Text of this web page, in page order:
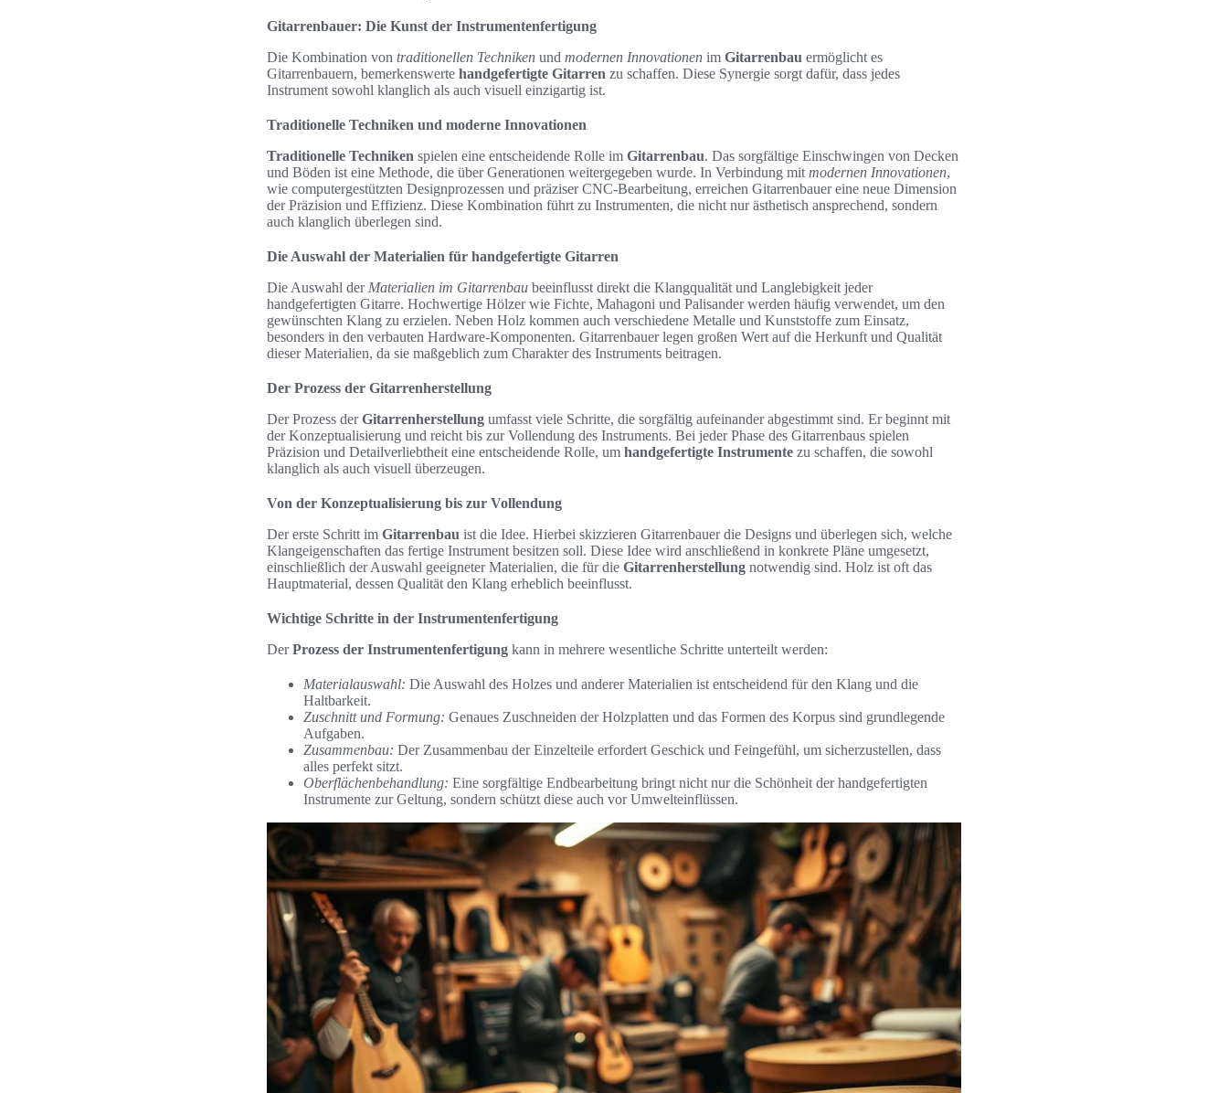
Gitarrenbauer: Die Kunst der Instrumentenfertigung
Die Kombination von traditionellen Techniken und modernen Innovationen im Gitarrenbau ermöglicht es
Gitarrenbauern, bemerkenswerte handgefertigte Gitarren zu schaffen. Diese Synergie sorgt dafür, dass jedes
Instrument sowohl klanglich als auch visuell einzigartig ist.
Traditionelle Techniken und moderne Innovationen
Traditionelle Techniken spielen eine entscheidende Rolle im Gitarrenbau. Das sorgfältige Einschwingen von Decken
und Böden ist eine Methode, die über Generationen weitergegeben wurde. In Verbindung mit modernen Innovationen,
wie computergestützten Designprozessen und präziser CNC-Bearbeitung, erreichen Gitarrenbauer eine neue Dimension
der Präzision und Effizienz. Diese Kombination führt zu Instrumenten, die nicht nur ästhetisch ansprechend, sondern
auch klanglich überlegen sind.
Die Auswahl der Materialien für handgefertigte Gitarren
Die Auswahl der Materialien im Gitarrenbau beeinflusst direkt die Klangqualität und Langlebigkeit jeder
handgefertigten Gitarre. Hochwertige Hölzer wie Fichte, Mahagoni und Palisander werden häufig verwendet, um den
gewünschten Klang zu erzielen. Neben Holz kommen auch verschiedene Metalle und Kunststoffe zum Einsatz,
besonders in den verbauten Hardware-Komponenten. Gitarrenbauer legen großen Wert auf die Herkunft und Qualität
dieser Materialien, da sie maßgeblich zum Charakter des Instruments beitragen.
Der Prozess der Gitarrenherstellung
Der Prozess derGitarrenherstellung umfasst viele Schritte, die sorgfältig aufeinander abgestimmt sind. Er beginnt mit
der Konzeptualisierung und reicht bis zur Vollendung des Instruments. Bei jeder Phase des Gitarrenbaus spielen
Präzision und Detailverliebtheit eine entscheidende Rolle, um handgefertigte Instrumente zu schaffen, die sowohl
klanglich als auch visuell überzeugen.
Von der Konzeptualisierung bis zur Vollendung
Der erste Schritt im Gitarrenbau ist die Idee. Hierbei skizzieren Gitarrenbauer die Designs und überlegen sich, welche
Klangeigenschaften das fertige Instrument besitzen soll. Diese Idee wird anschließend in konkrete Pläne umgesetzt,
einschließlich der Auswahl geeigneter Materialien, die für die Gitarrenherstellung notwendig sind. Holz ist oft das
Hauptmaterial, dessen Qualität den Klang erheblich beeinflusst.
Wichtige Schritte in der Instrumentenfertigung
DerProzess der Instrumentenfertigung kann in mehrere wesentliche Schritte unterteilt werden:
Materialauswahl: Die Auswahl des Holzes und anderer Materialien ist entscheidend für den Klang und die
Haltbarkeit.
Zuschnitt und Formung: Genaues Zuschneiden der Holzplatten und das Formen des Korpus sind grundlegende
Aufgaben.
Zusammenbau: Der Zusammenbau der Einzelteile erfordert Geschick und Feingefühl, um sicherzustellen, dass
alles perfekt sitzt.
Oberflächenbehandlung: Eine sorgfältige Endbearbeitung bringt nicht nur die Schönheit der handgefertigten
Instrumente zur Geltung, sondern schützt diese auch vor Umwelteinflüssen.